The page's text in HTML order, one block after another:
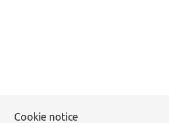
Cookie notice